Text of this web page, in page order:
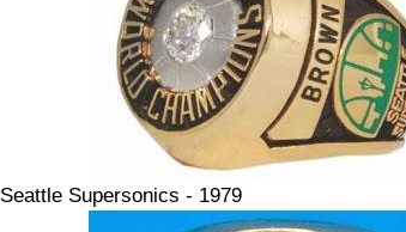
Seattle Supersonics - 1979